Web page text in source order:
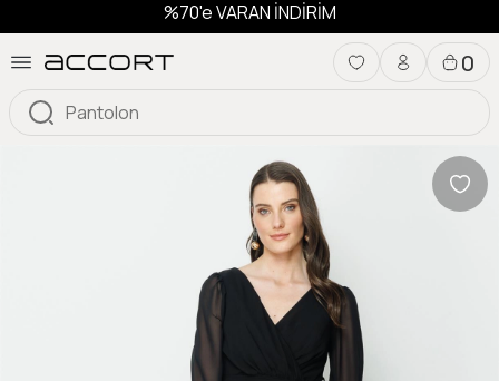
%70'e VARAN İNDİRİM
0